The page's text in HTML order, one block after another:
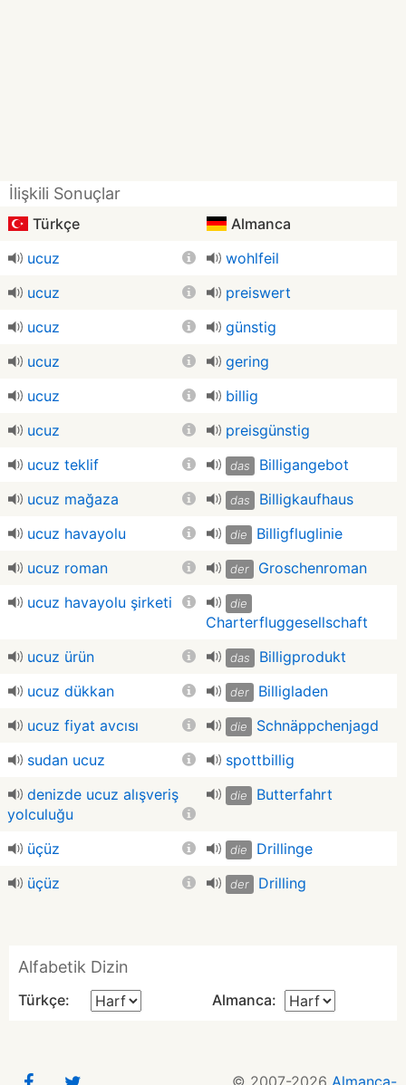
İlişkili Sonuçlar
Türkçe
Almanca
ucuz
wohlfeil
ucuz
preiswert
ucuz
günstig
ucuz
gering
ucuz
billig
ucuz
preisgünstig
ucuz teklif
das
Billigangebot
ucuz mağaza
das
Billigkaufhaus
ucuz havayolu
die
Billigfluglinie
ucuz roman
der
Groschenroman
ucuz havayolu şirketi
die
Charterfluggesellschaft
ucuz ürün
das
Billigprodukt
ucuz dükkan
der
Billigladen
ucuz fiyat avcısı
die
Schnäppchenjagd
sudan ucuz
spottbillig
denizde ucuz alışveriş
yolculuğu
die Butterfahrt
üçüz die
Drillinge
üçüz
der Drilling
Alfabetik Dizin
Türkçe: Almanca:
© 2007-2026 Almanca-